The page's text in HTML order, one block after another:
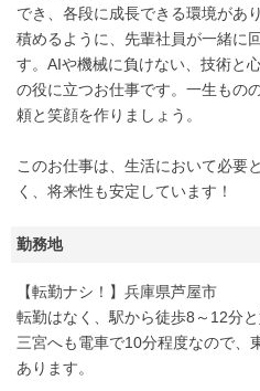
でき、各段に成長できる環境があ
積めるように、先輩社員が一緒に
す。AIや機械に負けない、技術と
の役に立つお仕事です。一生もの
頼と笑顔を作りましょう。
このお仕事は、生活において必要
く、将来性も安定しています！
勤務地
【転勤ナシ！】兵庫県芦屋市
転勤はなく、駅から徒歩8～12分と
三宮へも電車で10分程度なので、
あります。